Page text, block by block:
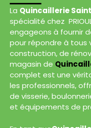
La Quincaillerie
spécialité chez PRIOUL
engageons à fournir
pour répondre à tous
construction, de
magasin de
complet est une
les professionnels,
de visserie,
et équipements de